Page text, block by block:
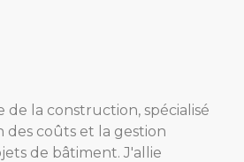
de la construction, spécialisé
des coûts et la gestion
de bâtiment. J'allie